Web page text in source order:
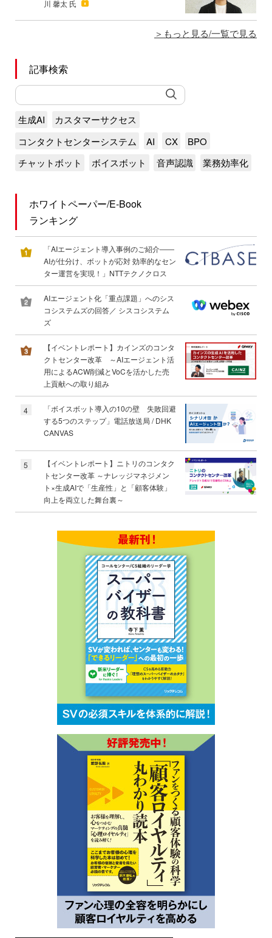
川 馨太 氏
もっと見る/一覧で見る
記事検索
生成AI
カスタマーサクセス
コンタクトセンターシステム
AI CX
BPO
チャットボット
ボイスボット 音声認識 業務効率化
ホワイトペーパー/E-Book
ランキング
「AIエージェント導入事例のご紹介――
AIが仕分け、ボットが応対 効率的なセン
ター運営を実現！」NTTテクノクロス
AIエージェント化「重点課題」へのシス
コシステムズの回答／ シスコシステム
ズ
【イベントレポート】カインズのコンタ
クトセンター改革 ～AIエージェント活
用によるACW削減とVoCを活かした売
上貢献への取り組み
4
「ボイスボット導入の10の壁 失敗回避
する5つのステップ」電話放送局 / DHK
CANVAS
5
【イベントレポート】ニトリのコンタク
トセンター改革 ～ナレッジマネジメン
ト×生成AIで「生産性」と「顧客体験」
向上を両立した舞台裏～